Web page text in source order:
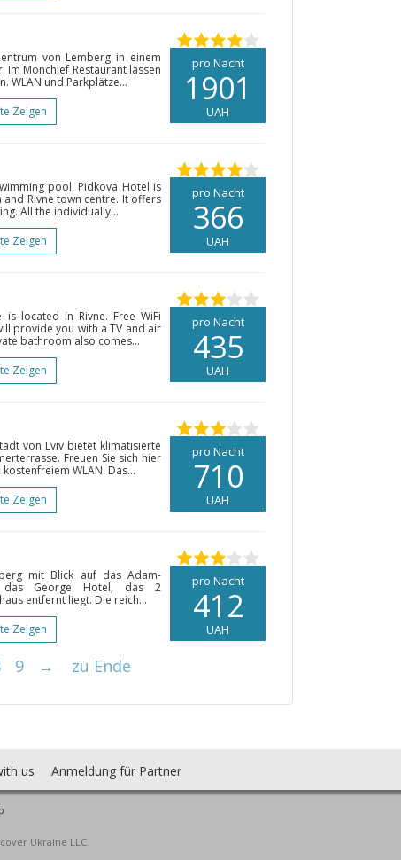
pro Nacht
1901
UAH
von Lemberg in einem
Monchief Restaurant lassen
WLAN und Parkplätze...
Zeigen
pro Nacht
366
UAH
pool, Pidkova Hotel is
Rivne town centre. It offers
All the individually...
Zeigen
pro Nacht
435
UAH
located in Rivne. Free WiFi
provide you with a TV and air
bathroom also comes...
Zeigen
pro Nacht
710
UAH
von Lviv bietet klimatisierte
Freuen Sie sich hier
WLAN. Das...
Zeigen
pro Nacht
412
UAH
mit Blick auf das Adam-
das George Hotel, das 2
entfernt liegt. Die reich...
Zeigen
9 → zu Ende
us Anmeldung für Partner
Ukraine LLC.